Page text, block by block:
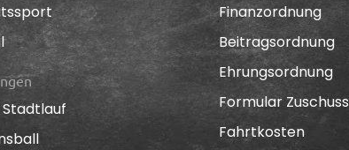
Finanzordnung
Beitragsordnung
Ehrungsordnung
Formular Zuschuss
Fahrtkosten